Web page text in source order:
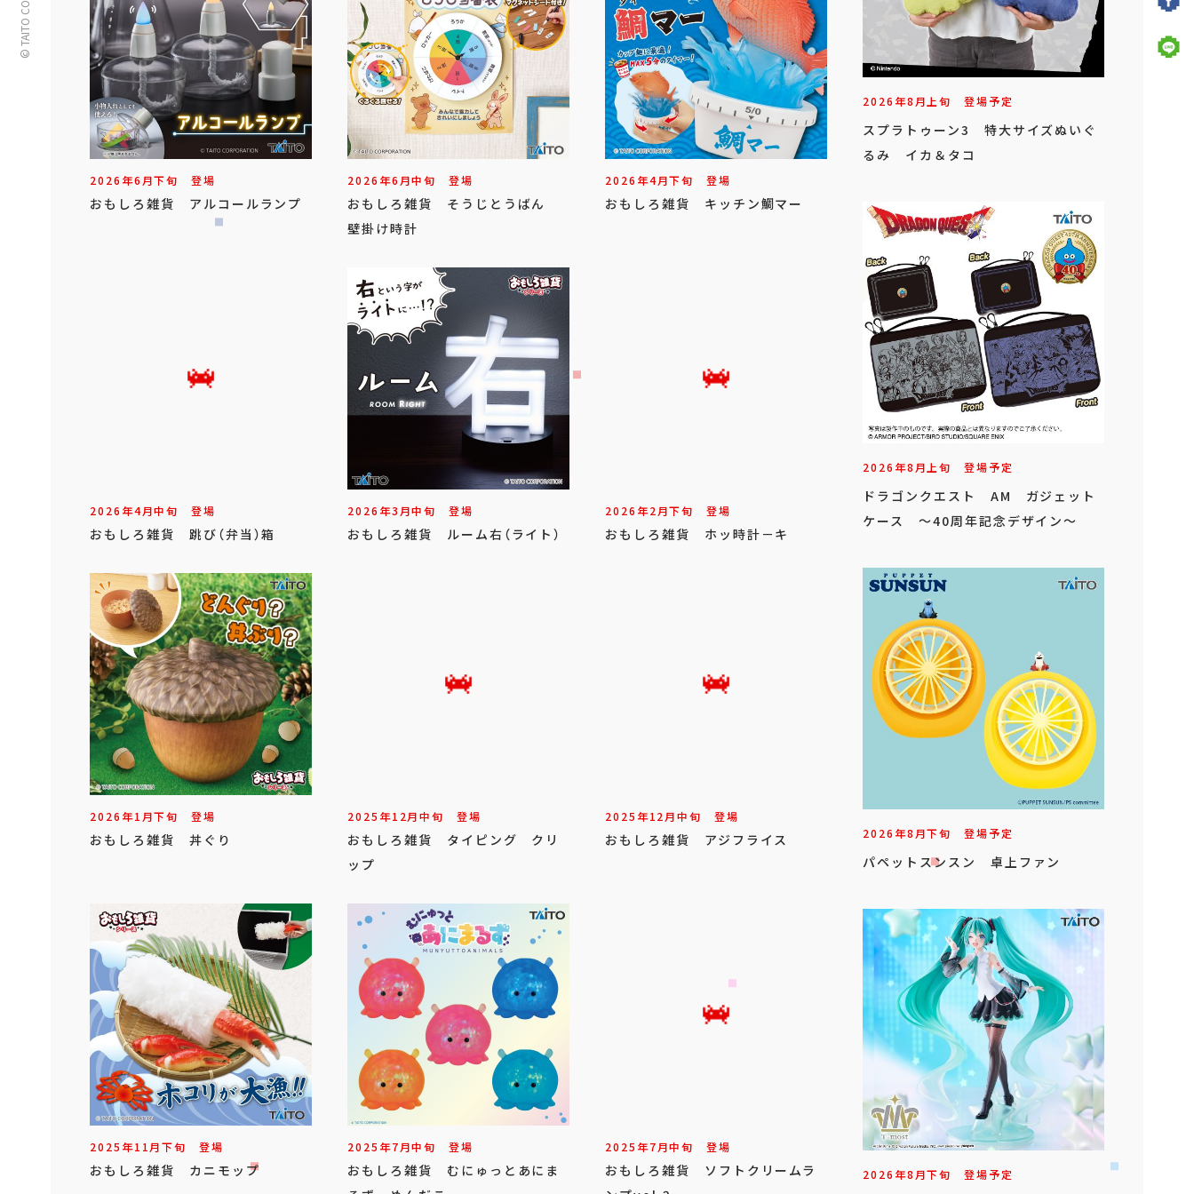
2026年6月下旬 登場
おもしろ雑貨 アルコールランプ
2026年6月中旬 登場
おもしろ雑貨 そうじとうばん
壁掛け時計
2026年4月下旬 登場
おもしろ雑貨 キッチン鯛マー
2026年4月中旬 登場
おもしろ雑貨 跳び（弁当）箱
2026年3月中旬 登場
おもしろ雑貨 ルーム右（ライト）
2026年2月下旬 登場
おもしろ雑貨 ホッ時計－キ
2026年1月下旬 登場
おもしろ雑貨 丼ぐり
2025年12月中旬 登場
おもしろ雑貨 タイピング クリ
ップ
2025年12月中旬 登場
おもしろ雑貨 アジフライス
2025年11月下旬 登場
おもしろ雑貨 カニモップ
2025年7月中旬 登場
おもしろ雑貨 むにゅっとあにま
2025年7月中旬 登場
おもしろ雑貨 ソフトクリームラ
2026年8月上旬 登場予定
スプラトゥーン3 特大サイズぬいぐ
るみ イカ＆タコ
2026年8月上旬 登場予定
ドラゴンクエスト AM ガジェット
ケース ～40周年記念デザイン～
2026年8月下旬 登場予定
パペットスンスン 卓上ファン
2026年8月下旬 登場予定